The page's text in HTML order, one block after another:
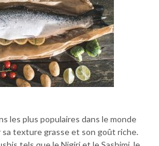
les plus populaires dans le monde
texture grasse et son goût riche.